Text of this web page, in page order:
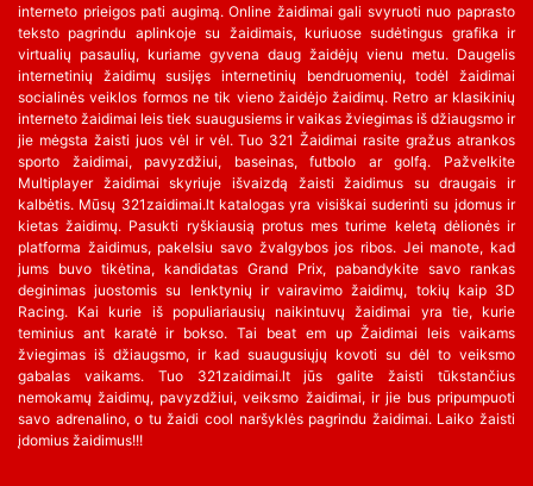
interneto prieigos pati augimą. Online žaidimai gali svyruoti nuo paprasto
teksto pagrindu aplinkoje su žaidimais, kuriuose sudėtingus grafika ir
virtualių pasaulių, kuriame gyvena daug žaidėjų vienu metu. Daugelis
internetinių žaidimų susijęs internetinių bendruomenių, todėl žaidimai
socialinės veiklos formos ne tik vieno žaidėjo žaidimų. Retro ar klasikinių
interneto žaidimai leis tiek suaugusiems ir vaikas žviegimas iš džiaugsmo ir
jie mėgsta žaisti juos vėl ir vėl. Tuo 321 Žaidimai rasite gražus atrankos
sporto žaidimai, pavyzdžiui, baseinas, futbolo ar golfą. Pažvelkite
Multiplayer žaidimai skyriuje išvaizdą žaisti žaidimus su draugais ir
kalbėtis. Mūsų 321zaidimai.lt katalogas yra visiškai suderinti su įdomus ir
kietas žaidimų. Pasukti ryškiausią protus mes turime keletą dėlionės ir
platforma žaidimus, pakelsiu savo žvalgybos jos ribos. Jei manote, kad
jums buvo tikėtina, kandidatas Grand Prix, pabandykite savo rankas
deginimas juostomis su lenktynių ir vairavimo žaidimų, tokių kaip 3D
Racing. Kai kurie iš populiariausių naikintuvų žaidimai yra tie, kurie
teminius ant karatė ir bokso. Tai beat em up Žaidimai leis vaikams
žviegimas iš džiaugsmo, ir kad suaugusiųjų kovoti su dėl to veiksmo
gabalas vaikams. Tuo 321zaidimai.lt jūs galite žaisti tūkstančius
nemokamų žaidimų, pavyzdžiui, veiksmo žaidimai, ir jie bus pripumpuoti
savo adrenalino, o tu žaidi cool naršyklės pagrindu žaidimai. Laiko žaisti
įdomius žaidimus!!!